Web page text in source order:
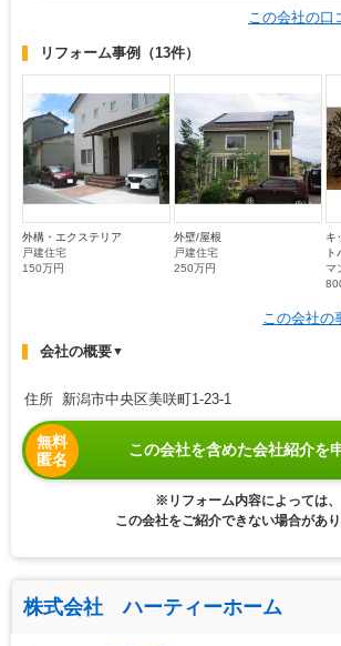
この会社の口
リフォーム事例 （13件）
外構・エクステリア
戸建住宅
150万円
外壁/屋根
戸建住宅
250万円
キ
ト
マ
この会社の
会社の概要▼
住所 新潟市中央区美咲町1-23-1
無料
匿名
この会社を含めた会社紹介を
※リフォーム内容によっては、
この会社をご紹介できない場合があり
株式会社 ハーティーホーム